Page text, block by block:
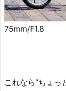
75mm/F1.8
これなら”ちょっ